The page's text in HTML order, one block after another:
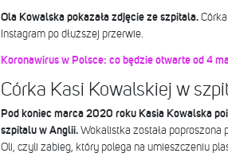
Ola Kowalska pokazała zdjęcie ze szpitala.Córka
Instagram po dłuższej przerwie.
Koronawirus w Polsce: co będzie otwarte od 4
Córka Kasi Kowalskiej w
Pod koniec marca 2020 roku Kasia Kowalska
szpitalu w Anglii. Wokalistka została poproszona
Oli, czyli zabieg, który polega na umieszczeniu